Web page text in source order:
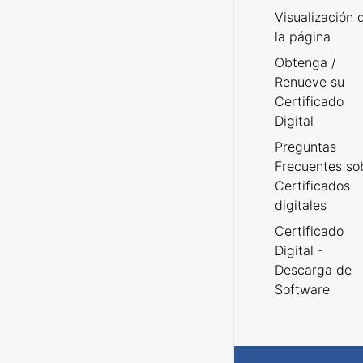
Visualización
la página
Obtenga /
Renueve su
Certificado
Digital
Preguntas
Frecuentes
Certificados
digitales
Certificado
Digital -
Descarga de
Software